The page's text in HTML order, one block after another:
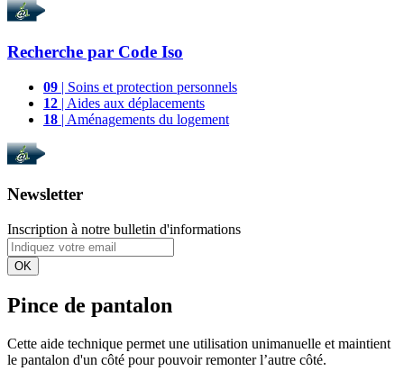
Recherche par Code Iso
09 | Soins et protection personnels
12 | Aides aux déplacements
18 | Aménagements du logement
Newsletter
Inscription à notre bulletin d'informations
OK
Pince de pantalon
Cette aide technique permet une utilisation unimanuelle et maintient
le pantalon d'un côté pour pouvoir remonter l’autre côté.